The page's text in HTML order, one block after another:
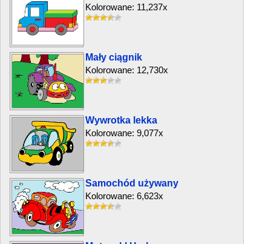
Kolorowane: 11,237x
Mały ciągnik
Kolorowane: 12,730x
Wywrotka lekka
Kolorowane: 9,077x
Samochód używany
Kolorowane: 6,623x